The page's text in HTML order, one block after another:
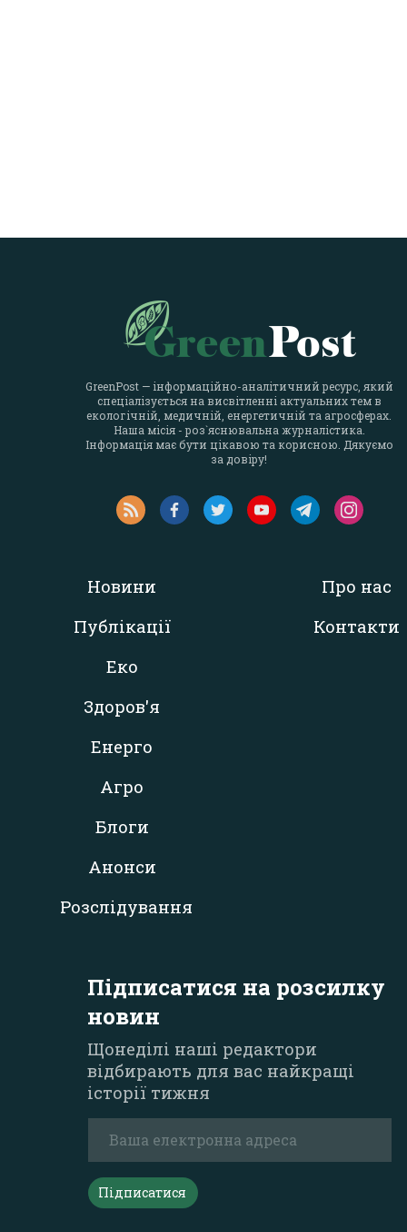
GreenPost — інформаційно-аналітичний ресурс, який
спеціалізується на висвітленні актуальних тем в
екологічній, медичній, енергетичній та агросферах.
Наша місія - роз`яснювальна журналістика.
Інформація має бути цікавою та корисною. Дякуємо
за довіру!
Новини
Публікації
Еко
Здоров'я
Енерго
Агро
Блоги
Анонси
Розслідування
Про нас
Контакти
Підписатися на розсилку
новин
Щонеділі наші редактори
відбирають для вас найкращі
історії тижня
Підписатися